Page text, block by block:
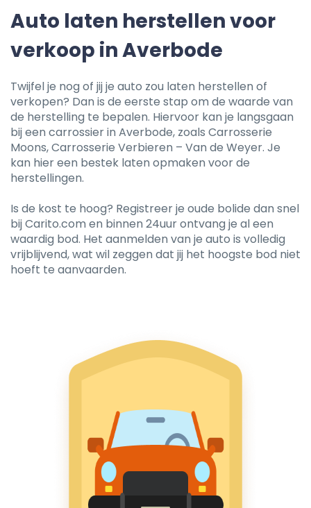
Auto laten herstellen voor
verkoop in Averbode
Twijfel je nog of jij je auto zou laten herstellen of
verkopen? Dan is de eerste stap om de waarde van
de herstelling te bepalen. Hiervoor kan je langsgaan
bij een carrossier in Averbode, zoals Carrosserie
Moons, Carrosserie Verbieren – Van de Weyer. Je
kan hier een bestek laten opmaken voor de
herstellingen.
Is de kost te hoog? Registreer je oude bolide dan snel
bij Carito.com en binnen 24uur ontvang je al een
waardig bod. Het aanmelden van je auto is volledig
vrijblijvend, wat wil zeggen dat jij het hoogste bod niet
hoeft te aanvaarden.